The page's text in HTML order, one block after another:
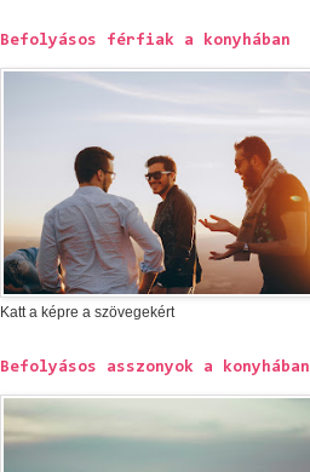
Befolyásos férfiak a konyhában
Katt a képre a szövegekért
Befolyásos asszonyok a konyhában